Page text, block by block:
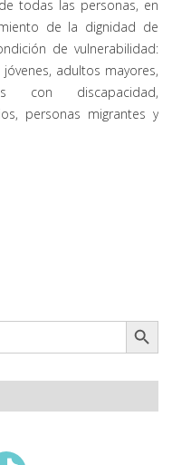
todas las personas, en
de la dignidad de
de vulnerabilidad:
adultos mayores,
con discapacidad,
personas migrantes y
Botón de